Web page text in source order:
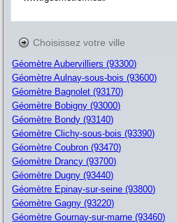
Choisissez votre ville
Géomètre Aubervilliers (93300)
Géomètre Aulnay-sous-bois (93600)
Géomètre Bagnolet (93170)
Géomètre Bobigny (93000)
Géomètre Bondy (93140)
Géomètre Clichy-sous-bois (93390)
Géomètre Coubron (93470)
Géomètre Drancy (93700)
Géomètre Dugny (93440)
Géomètre Epinay-sur-seine (93800)
Géomètre Gagny (93220)
Géomètre Gournay-sur-marne (93460)